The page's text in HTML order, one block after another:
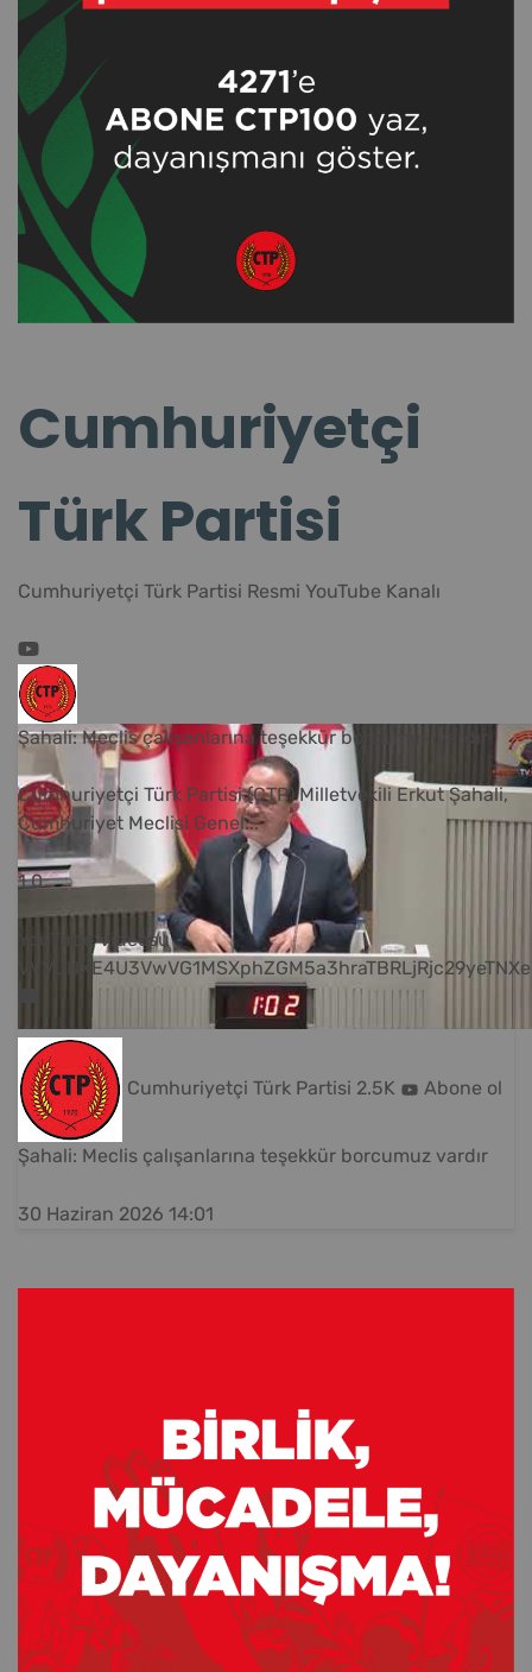
Cumhuriyetçi
Türk Partisi
Cumhuriyetçi Türk Partisi Resmi YouTube Kanalı
Şahali: Meclis çalışanlarına teşekkür borcumuz vardır
Cumhuriyetçi Türk Partisi (CTP) Milletvekili Erkut Şahali,
Cumhuriyet Meclisi Genel...
1 0
YouTube Videosu
Cumhuriyetçi Türk Partisi 2.5K Abone ol
Şahali: Meclis çalışanlarına teşekkür borcumuz vardır
30 Haziran 2026 14:01